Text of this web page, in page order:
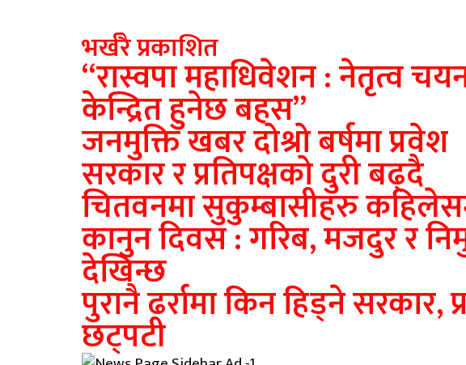
भर्खरै प्रकाशित
“रास्वपा महाधिवेशन : नेतृत्व
केन्द्रित हुनेछ बहस”
जनमुक्ति खबर दाेश्राे बर्षमा प्रवेश
सरकार र प्रतिपक्षकाे दुरी बढ्दै
चितवनमा सुकुम्बासीहरु
कानुन दिवस : गरिब, मजदुर र
देखिन्छ
पुरानै ढर्रामा किन हिड्ने सरकार,
छट्पटी